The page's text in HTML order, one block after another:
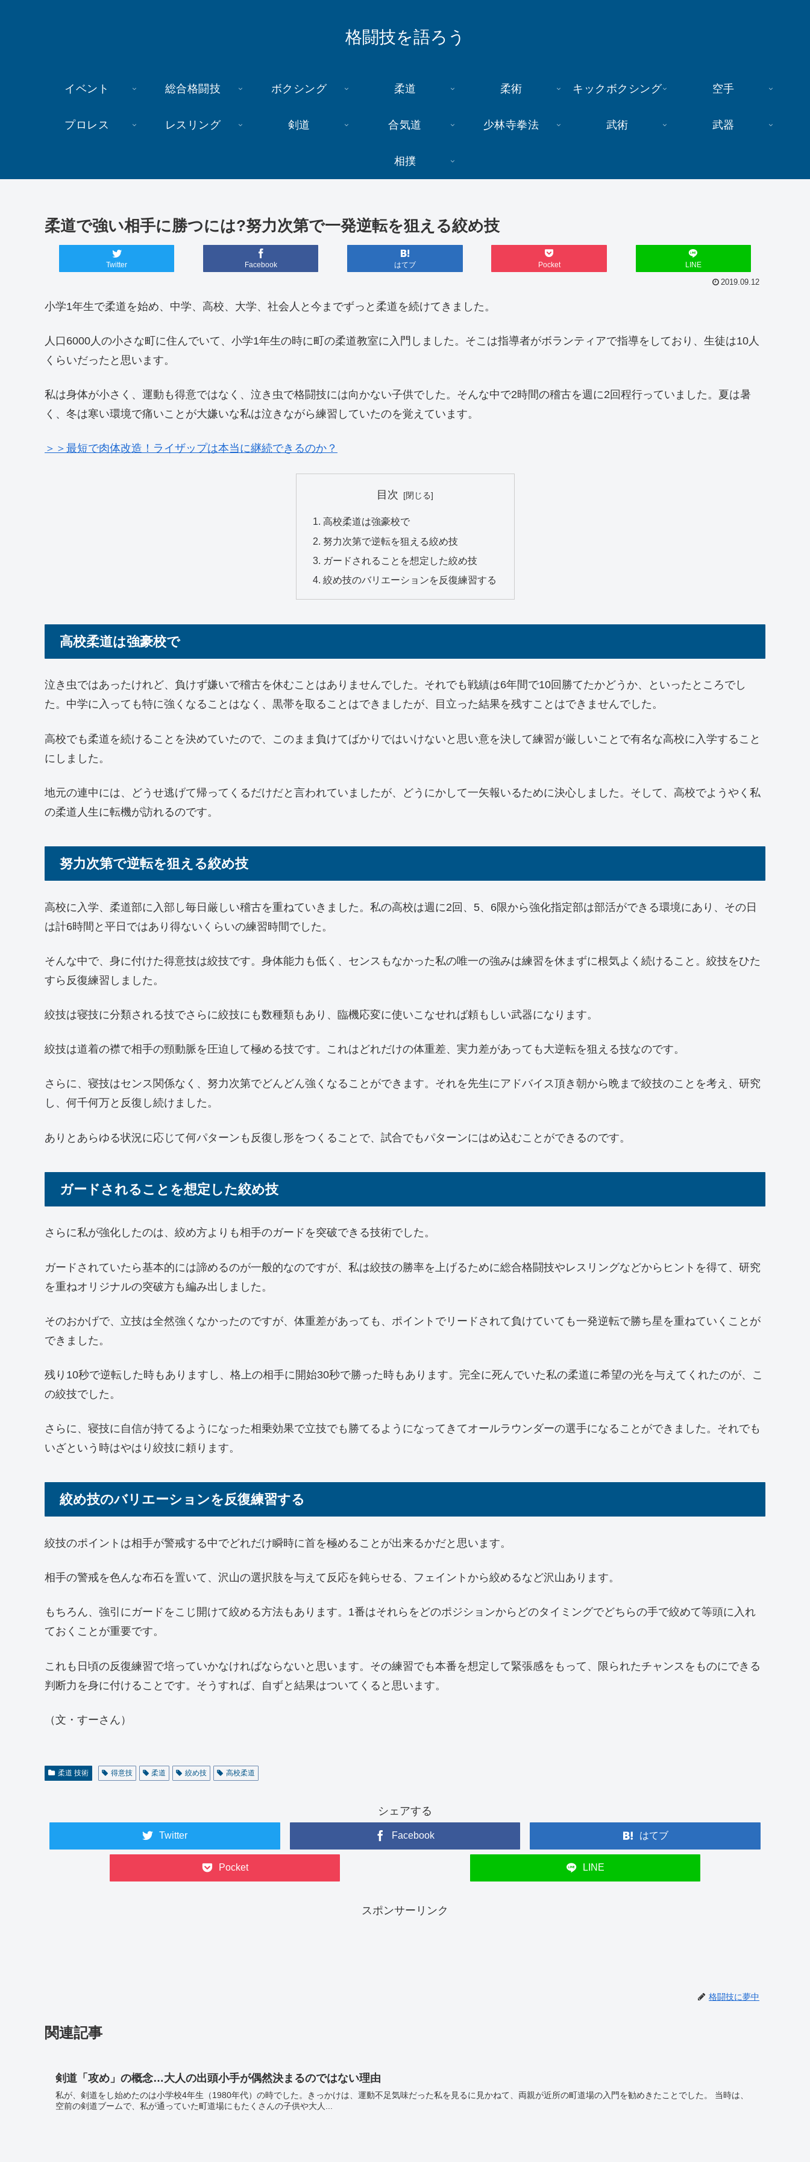
格闘技を語ろう
イベント 総合格闘技 ボクシング 柔道 柔術 キックボクシング 空手
プロレス レスリング 剣道 合気道 少林寺拳法 武術 武器
相撲
柔道で強い相手に勝つには?努力次第で一発逆転を狙える絞め技
Twitter Facebook はてブ Pocket LINE
2019.09.12
小学1年生で柔道を始め、中学、高校、大学、社会人と今までずっと柔道を続けてきました。
人口6000人の小さな町に住んでいて、小学1年生の時に町の柔道教室に入門しました。そこは指導者がボランティアで指導をしており、生徒は10人
くらいだったと思います。
私は身体が小さく、運動も得意ではなく、泣き虫で格闘技には向かない子供でした。そんな中で2時間の稽古を週に2回程行っていました。夏は暑
く、冬は寒い環境で痛いことが大嫌いな私は泣きながら練習していたのを覚えています。
＞＞最短で肉体改造！ライザップは本当に継続できるのか？
目次
高校柔道は強豪校で
努力次第で逆転を狙える絞め技
ガードされることを想定した絞め技
絞め技のバリエーションを反復練習する
高校柔道は強豪校で
泣き虫ではあったけれど、負けず嫌いで稽古を休むことはありませんでした。それでも戦績は6年間で10回勝てたかどうか、といったところでし
た。中学に入っても特に強くなることはなく、黒帯を取ることはできましたが、目立った結果を残すことはできませんでした。
高校でも柔道を続けることを決めていたので、このまま負けてばかりではいけないと思い意を決して練習が厳しいことで有名な高校に入学すること
にしました。
地元の連中には、どうせ逃げて帰ってくるだけだと言われていましたが、どうにかして一矢報いるために決心しました。そして、高校でようやく私
の柔道人生に転機が訪れるのです。
努力次第で逆転を狙える絞め技
高校に入学、柔道部に入部し毎日厳しい稽古を重ねていきました。私の高校は週に2回、5、6限から強化指定部は部活ができる環境にあり、その日
は計6時間と平日ではあり得ないくらいの練習時間でした。
そんな中で、身に付けた得意技は絞技です。身体能力も低く、センスもなかった私の唯一の強みは練習を休まずに根気よく続けること。絞技をひた
すら反復練習しました。
絞技は寝技に分類される技でさらに絞技にも数種類もあり、臨機応変に使いこなせれば頼もしい武器になります。
絞技は道着の襟で相手の頸動脈を圧迫して極める技です。これはどれだけの体重差、実力差があっても大逆転を狙える技なのです。
さらに、寝技はセンス関係なく、努力次第でどんどん強くなることができます。それを先生にアドバイス頂き朝から晩まで絞技のことを考え、研究
し、何千何万と反復し続けました。
ありとあらゆる状況に応じて何パターンも反復し形をつくることで、試合でもパターンにはめ込むことができるのです。
ガードされることを想定した絞め技
さらに私が強化したのは、絞め方よりも相手のガードを突破できる技術でした。
ガードされていたら基本的には諦めるのが一般的なのですが、私は絞技の勝率を上げるために総合格闘技やレスリングなどからヒントを得て、研究
を重ねオリジナルの突破方も編み出しました。
そのおかげで、立技は全然強くなかったのですが、体重差があっても、ポイントでリードされて負けていても一発逆転で勝ち星を重ねていくことが
できました。
残り10秒で逆転した時もありますし、格上の相手に開始30秒で勝った時もあります。完全に死んでいた私の柔道に希望の光を与えてくれたのが、こ
の絞技でした。
さらに、寝技に自信が持てるようになった相乗効果で立技でも勝てるようになってきてオールラウンダーの選手になることができました。それでも
いざという時はやはり絞技に頼ります。
絞め技のバリエーションを反復練習する
絞技のポイントは相手が警戒する中でどれだけ瞬時に首を極めることが出来るかだと思います。
相手の警戒を色んな布石を置いて、沢山の選択肢を与えて反応を鈍らせる、フェイントから絞めるなど沢山あります。
もちろん、強引にガードをこじ開けて絞める方法もあります。1番はそれらをどのポジションからどのタイミングでどちらの手で絞めて等頭に入れ
ておくことが重要です。
これも日頃の反復練習で培っていかなければならないと思います。その練習でも本番を想定して緊張感をもって、限られたチャンスをものにできる
判断力を身に付けることです。そうすれば、自ずと結果はついてくると思います。
（文・すーさん）
柔道 技術 得意技 柔道 絞め技 高校柔道
シェアする
Twitter Facebook はてブ
Pocket LINE
スポンサーリンク
格闘技に夢中
関連記事
剣道「攻め」の概念…大人の出頭小手が偶然決まるのではない理由
私が、剣道をし始めたのは小学校4年生（1980年代）の時でした。きっかけは、運動不足気味だった私を見るに見かねて、両親が近所の町道場の入門を勧めきたことでした。 当時は、
空前の剣道ブームで、私が通っていた町道場にもたくさんの子供や大人...